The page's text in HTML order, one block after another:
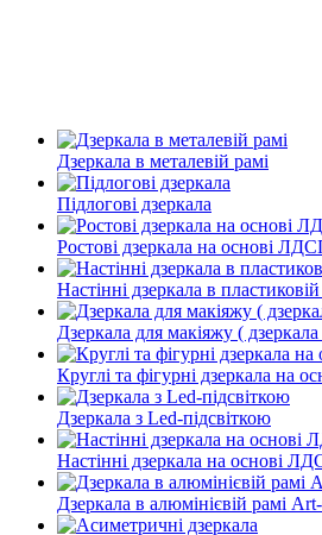
Дзеркала в металевій рамі
Підлогові дзеркала
Ростові дзеркала на основі
Настінні дзеркала в пластиковій
Дзеркала для макіяжу (
Круглі та фігурні дзеркала на
Дзеркала з Led-підсвіткою
Настінні дзеркала на основі
Дзеркала в алюмінієвій рамі